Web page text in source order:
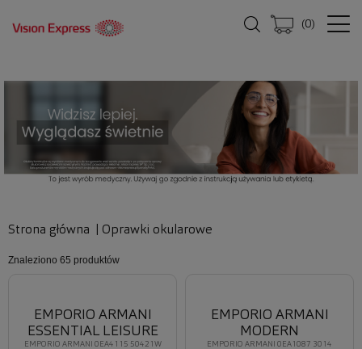
(0)
Strona główna Oprawki okularowe
Znaleziono 65 produktów
EMPORIO ARMANI 0EA4115 50421W
EMPORIO ARMANI
ESSENTIAL LEISURE
EMPORIO ARMANI 0EA1087 3014
EMPORIO ARMANI
MODERN